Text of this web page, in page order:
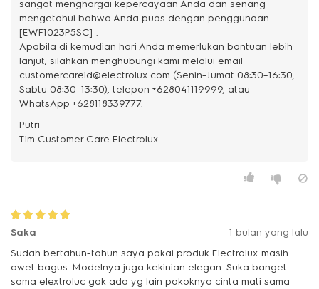
sangat menghargai kepercayaan Anda dan senang
mengetahui bahwa Anda puas dengan penggunaan
[EWF1023P5SC] .
Apabila di kemudian hari Anda memerlukan bantuan lebih
lanjut, silahkan menghubungi kami melalui email
customercareid@electrolux.com (Senin–Jumat 08:30–16:30,
Sabtu 08:30–13:30), telepon +628041119999, atau
WhatsApp +628118339777.
Putri
Saka
1 bulan yang lalu
Sudah bertahun-tahun saya pakai produk Electrolux masih
awet bagus. Modelnya juga kekinian elegan. Suka banget
sama elextroluc gak ada yg lain pokoknya cinta mati sama